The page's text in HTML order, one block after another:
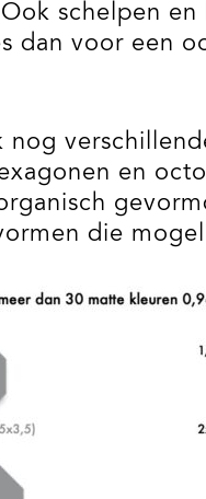
schelpen
dan voor een
en
die